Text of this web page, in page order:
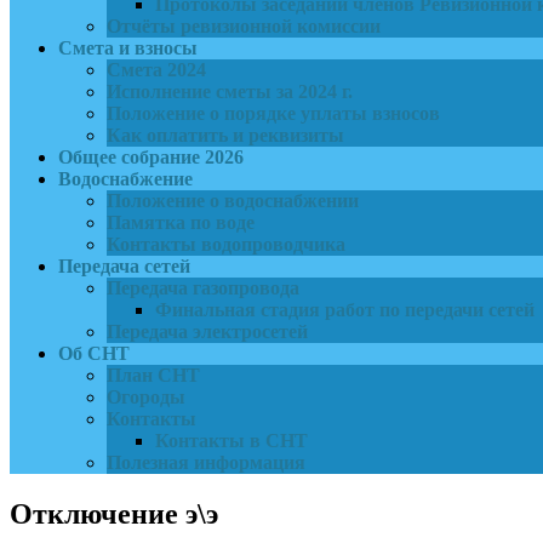
Протоколы заседаний членов Ревизионной
Отчёты ревизионной комиссии
Смета и взносы
Смета 2024
Исполнение сметы за 2024 г.
Положение о порядке уплаты взносов
Как оплатить и реквизиты
Общее собрание 2026
Водоснабжение
Положение о водоснабжении
Памятка по воде
Контакты водопроводчика
Передача сетей
Передача газопровода
Финальная стадия работ по передачи сетей
Передача электросетей
Об СНТ
План СНТ
Огороды
Контакты
Контакты в СНТ
Полезная информация
Отключение э\э